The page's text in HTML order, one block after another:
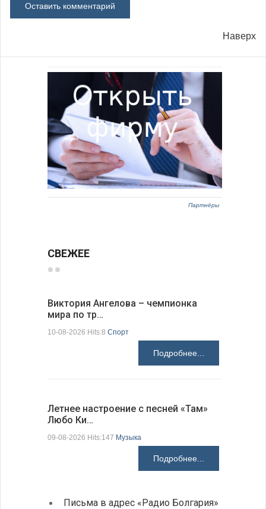
Наверх
Партнёры
СВЕЖЕЕ
Виктория Ангелова – чемпионка
мира по тр…
10-08-2026 Hits:8 Спорт
Подробнее...
Летнее настроение с песней «Там»
Любо Ки…
09-08-2026 Hits:147 Музыка
Подробнее...
Письма в адрес «Радио Болгария»